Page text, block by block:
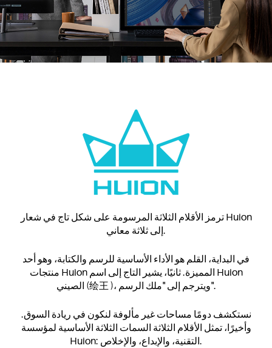
ترمز الأقلام الثلاثة المرسومة على شكل تاج في شعار Huion
إلى ثلاثة معاني.
في البداية، القلم هو الأداء الأساسية للرسم والكتابة، وهو أحد
منتجات Huion المميزة. ثانيًا، يشير التاج إلى اسم Huion
الصيني (绘王 )، ويترجم إلى "ملك الرسم".
نستكشف دومًا مساحات غير مألوفة لنكون في ريادة السوق.
وأخيرًا، تمثل الأقلام الثلاثة السمات الثلاثة الأساسية لمؤسسة
Huion: التقنية، والإبداع، والإخلاص.